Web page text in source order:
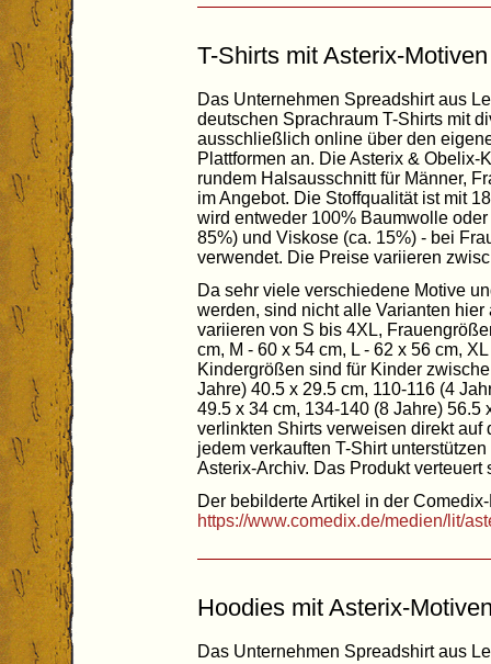
T-Shirts mit Asterix-
Das Unternehmen Spreadshirt aus
deutschen Sprachraum T-Shirts mit
ausschließlich online über den
Plattformen an. Die Asterix &
rundem Halsausschnitt für Männer,
im Angebot. Die Stoffqualität ist mit
wird entweder 100% Baumwolle
85%) und Viskose (ca. 15%) - bei
verwendet. Die Preise variieren
Da sehr viele verschiedene Motive
werden, sind nicht alle Varianten
variieren von S bis 4XL,
cm, M - 60 x 54 cm, L - 62 x 56 cm,
Kindergrößen sind für Kinder
Jahre) 40.5 x 29.5 cm, 110-116 (4
49.5 x 34 cm, 134-140 (8 Jahre) 56.5
verlinkten Shirts verweisen direkt auf
jedem verkauften T-Shirt
Asterix-Archiv. Das Produkt verteuert
Der bebilderte Artikel in der
https://www.comedix.de/medien/lit/
Hoodies mit Asterix-
Das Unternehmen Spreadshirt aus